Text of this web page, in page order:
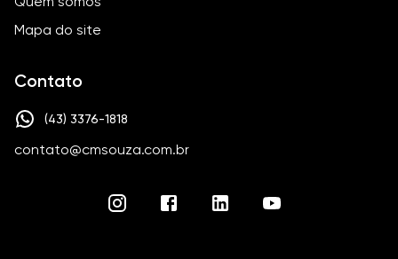
Mapa do site
Contato
(43) 3376-1818
contato@cmsouza.com.br